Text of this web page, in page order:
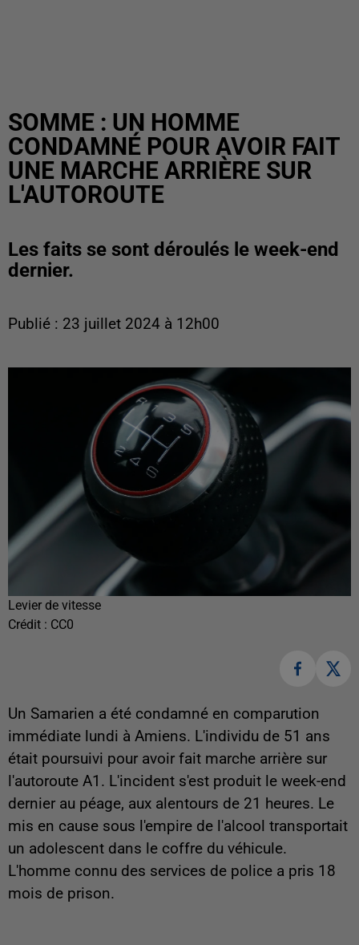
SOMME : UN HOMME
CONDAMNÉ POUR AVOIR FAIT
UNE MARCHE ARRIÈRE SUR
L'AUTOROUTE
Les faits se sont déroulés le week-end
dernier.
Publié : 23 juillet 2024 à 12h00
Levier de vitesse
Crédit : CC0
Un Samarien a été condamné en comparution
immédiate lundi à Amiens. L'individu de 51 ans
était poursuivi pour avoir fait marche arrière sur
l'autoroute A1. L'incident s'est produit le week-end
dernier au péage, aux alentours de 21 heures. Le
mis en cause sous l'empire de l'alcool transportait
un adolescent dans le coffre du véhicule.
L'homme connu des services de police a pris 18
mois de prison.